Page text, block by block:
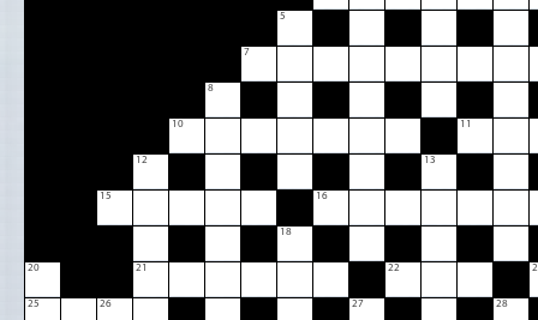
5
7
8
10 11
12 13
15 16
18
20 21 22
25 26 27 28